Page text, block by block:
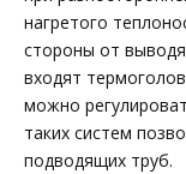
нагретого
стороны от
входят
можно
таких систем
подводящих труб.